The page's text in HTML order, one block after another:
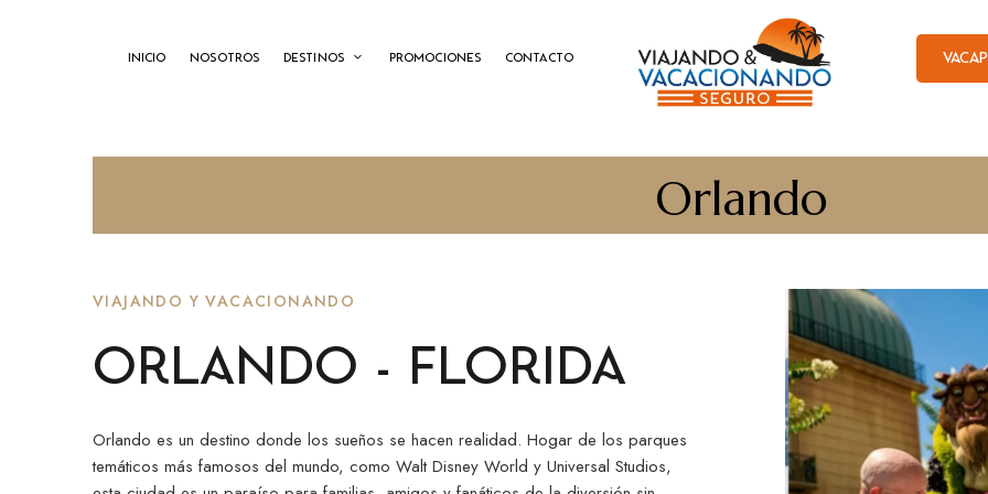
INICIO NOSOTROS DESTINOS PROMOCIONES CONTACTO
Orlando
VIAJANDO Y VACACIONANDO
Orlando - Florida
Orlando es un destino donde los sueños se hacen realidad. Hogar de los parques
temáticos más famosos del mundo, como Walt Disney World y Universal Studios,